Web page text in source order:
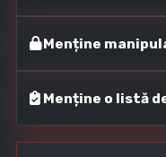
Menține
Menține o listă